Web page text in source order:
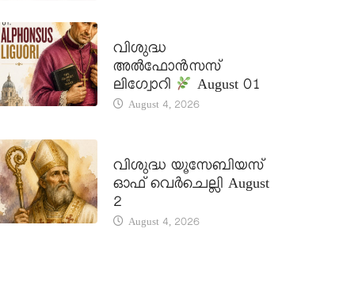
വിശുദ്ധ
അൽഫോൻസസ്
ലിഗ്വോറി
August 01
August 4, 2026
വിശുദ്ധ യൂസേബിയസ്
ഓഫ് വെർചെല്ലി August
2
August 4, 2026